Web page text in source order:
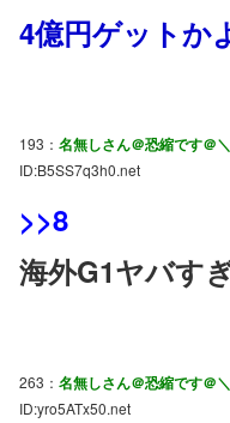
4億円ゲットか
193： 名無しさん＠恐縮です＠
ID:B5SS7q3h0.net
>>8
海外G1ヤバす
263： 名無しさん＠恐縮です＠
ID:yro5ATx50.net